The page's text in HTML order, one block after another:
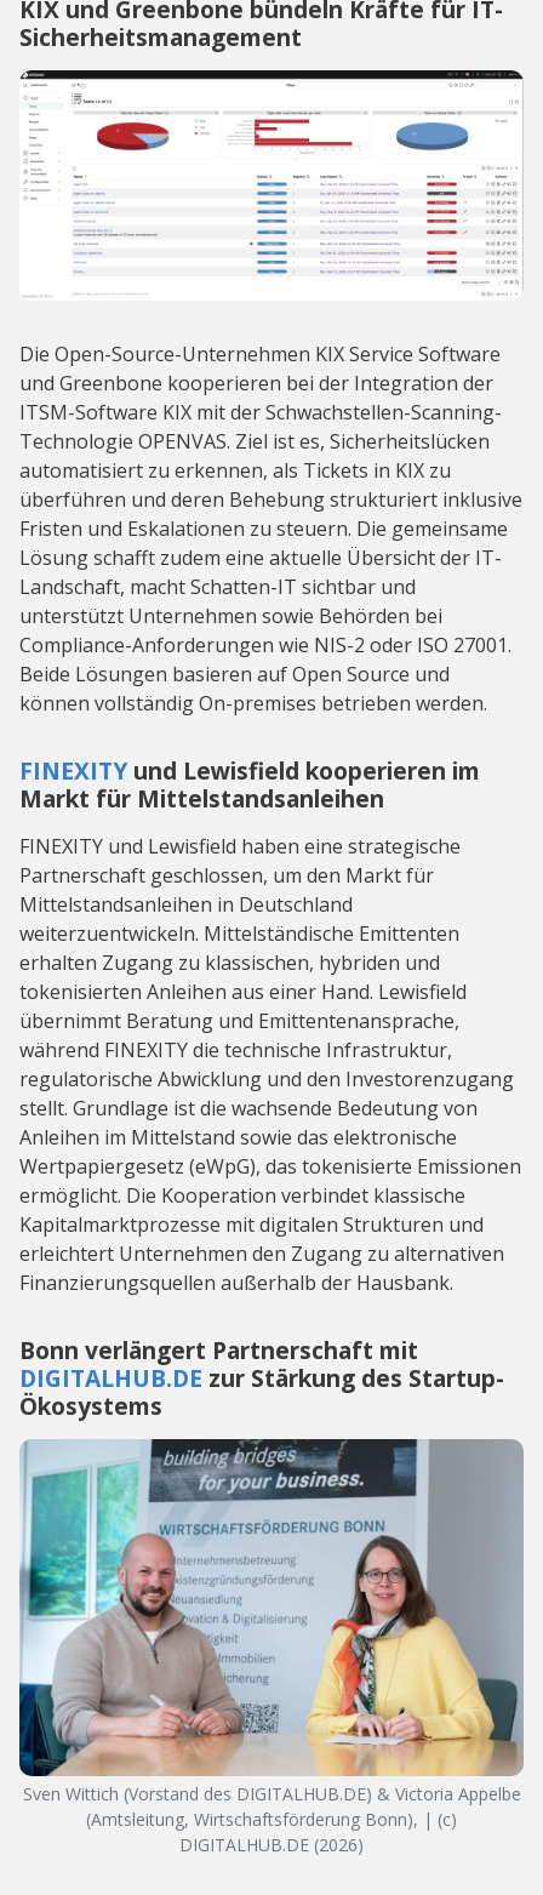
KIX und Greenbone bündeln Kräfte für IT-
Sicherheitsmanagement
Die Open-Source-Unternehmen KIX Service Software
und Greenbone kooperieren bei der Integration der
ITSM-Software KIX mit der Schwachstellen-Scanning-
Technologie OPENVAS. Ziel ist es, Sicherheitslücken
automatisiert zu erkennen, als Tickets in KIX zu
überführen und deren Behebung strukturiert inklusive
Fristen und Eskalationen zu steuern. Die gemeinsame
Lösung schafft zudem eine aktuelle Übersicht der IT-
Landschaft, macht Schatten-IT sichtbar und
unterstützt Unternehmen sowie Behörden bei
Compliance-Anforderungen wie NIS-2 oder ISO 27001.
Beide Lösungen basieren auf Open Source und
können vollständig On-premises betrieben werden.
FINEXITYund Lewisfield kooperieren im
Markt für Mittelstandsanleihen
FINEXITY und Lewisfield haben eine strategische
Partnerschaft geschlossen, um den Markt für
Mittelstandsanleihen in Deutschland
weiterzuentwickeln. Mittelständische Emittenten
erhalten Zugang zu klassischen, hybriden und
tokenisierten Anleihen aus einer Hand. Lewisfield
übernimmt Beratung und Emittentenansprache,
während FINEXITY die technische Infrastruktur,
regulatorische Abwicklung und den Investorenzugang
stellt. Grundlage ist die wachsende Bedeutung von
Anleihen im Mittelstand sowie das elektronische
Wertpapiergesetz (eWpG), das tokenisierte Emissionen
ermöglicht. Die Kooperation verbindet klassische
Kapitalmarktprozesse mit digitalen Strukturen und
erleichtert Unternehmen den Zugang zu alternativen
Finanzierungsquellen außerhalb der Hausbank.
Bonn verlängert Partnerschaft mit
DIGITALHUB.DE zur Stärkung des Startup-
Ökosystems
Sven Wittich (Vorstand des DIGITALHUB.DE) & Victoria Appelbe
(Amtsleitung, Wirtschaftsförderung Bonn), | (c)
DIGITALHUB.DE (2026)